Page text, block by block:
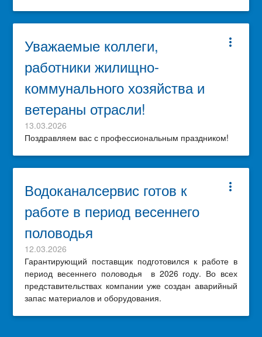
more_vert
Уважаемые коллеги,
работники жилищно-
коммунального хозяйства и
ветераны отрасли!
13.03.2026
Поздравляем вас с профессиональным праздником!
more_vert
Водоканалсервис готов к
работе в период весеннего
половодья
12.03.2026
Гарантирующий поставщик подготовился к работе в
период весеннего половодья в 2026 году. Во всех
представительствах компании уже создан аварийный
запас материалов и оборудования.